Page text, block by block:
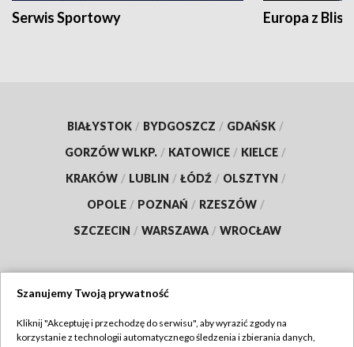
Serwis Sportowy Europa z
BIAŁYSTOK / BYDGOSZCZ / GDAŃSK /
GORZÓW WLKP. / KATOWICE / KIELCE /
KRAKÓW / LUBLIN / ŁÓDŹ / OLSZTYN /
OPOLE / POZNAŃ / RZESZÓW /
SZCZECIN / WARSZAWA / WROCŁAW
TVP
Szanujemy Twoją prywatność
Kliknij "Akceptuję i przechodzę do serwisu", aby wyrazić zgody na
korzystanie z technologii automatycznego śledzenia i zbierania danych,